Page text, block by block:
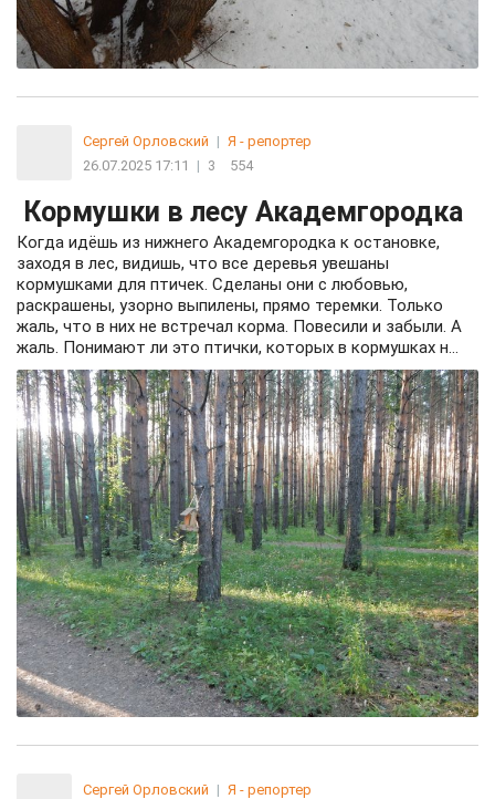
Сергей Орловский | Я - репортер
26.07.2025 17:11
| 3 554
Кормушки в лесу Академгородка
Когда идёшь из нижнего Академгородка к остановке,
заходя в лес, видишь, что все деревья увешаны
кормушками для птичек. Сделаны они с любовью,
раскрашены, узорно выпилены, прямо теремки. Только
жаль, что в них не встречал корма. Повесили и забыли. А
жаль. Понимают ли это птички, которых в кормушках н...
Сергей Орловский | Я - репортер